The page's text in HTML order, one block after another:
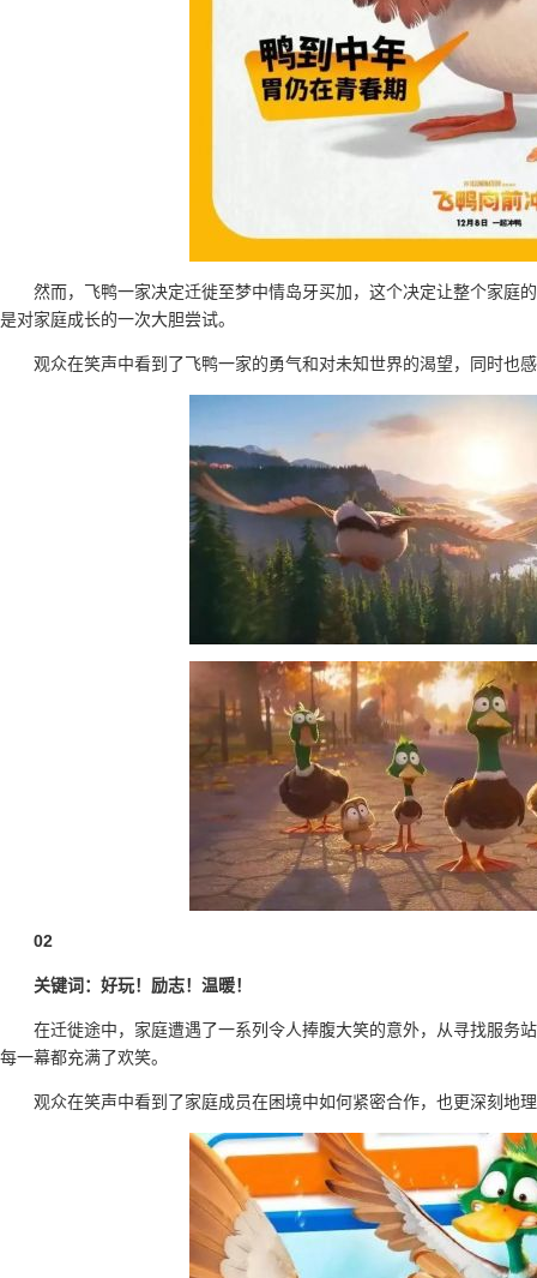
然而，飞鸭一家决定迁徙至梦中情岛牙买加，这个决定让整个家庭
是对家庭成长的一次大胆尝试。
观众在笑声中看到了飞鸭一家的勇气和对未知世界的渴望，同时也
02
关键词：好玩！励志！温暖！
在迁徙途中，家庭遭遇了一系列令人捧腹大笑的意外，从寻找服务
每一幕都充满了欢笑。
观众在笑声中看到了家庭成员在困境中如何紧密合作，也更深刻地